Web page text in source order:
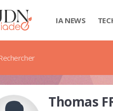
IA NEWS
Thomas